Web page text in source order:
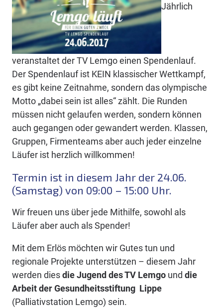
Jährlich
veranstaltet der TV Lemgo einen Spendenlauf.
Der Spendenlauf ist KEIN klassischer Wettkampf,
es gibt keine Zeitnahme, sondern das olympische
Motto „dabei sein ist alles“ zählt. Die Runden
müssen nicht gelaufen werden, sondern können
auch gegangen oder gewandert werden. Klassen,
Gruppen, Firmenteams aber auch jeder einzelne
Läufer ist herzlich willkommen!
Termin ist in diesem Jahr der 24.06.
(Samstag) von 09:00 – 15:00 Uhr.
Wir freuen uns über jede Mithilfe, sowohl als
Läufer aber auch als Spender!
Mit dem Erlös möchten wir Gutes tun und
regionale Projekte unterstützen – diesem Jahr
werden diesdie Jugend des TV Lemgo und die
Arbeit der Gesundheitsstiftung Lippe
(Palliativstation Lemgo) sein.